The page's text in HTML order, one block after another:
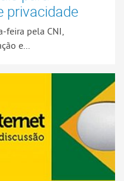
privacidade
feira pela CNI,
e...